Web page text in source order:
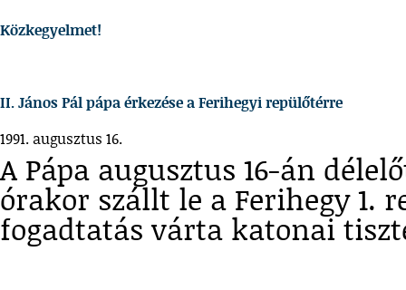
Közkegyelmet!
II. János Pál pápa érkezése a Ferihegyi repülőtérre
1991. augusztus 16.
A Pápa augusztus 16-án
órakor szállt le a Ferihegy 1.
fogadtatás várta katonai